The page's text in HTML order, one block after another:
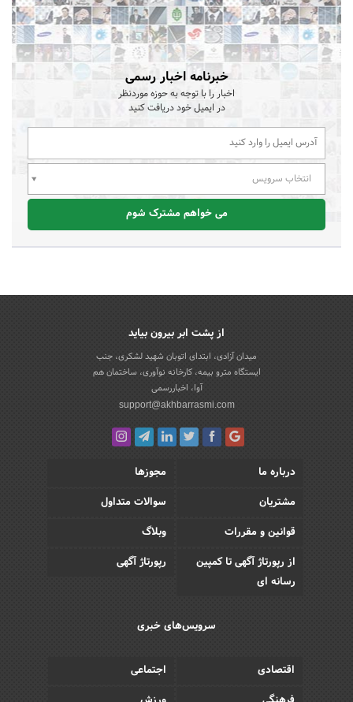
خبرنامه اخبار رسمی
اخبار را با توجه به حوزه موردنظر
در ایمیل خود دریافت کنید
انتخاب سرویس
می خواهم مشترک شوم
از پشت ابر بیرون بیاید
میدان آزادی، ابتدای اتوبان شهید لشکری، جنب
ایستگاه مترو بیمه، کارخانه نوآوری، ساختمان هم
آوا، اخباررسمی
support@akhbarrasmi.com
درباره ما
مجوزها
مشتریان
سوالات متداول
قوانین و مقررات
وبلاگ
از رپورتاژ آگهی تا کمپین
رسانه ای
رپورتاژ آگهی
سرویس‌های خبری
اقتصادی
اجتماعی